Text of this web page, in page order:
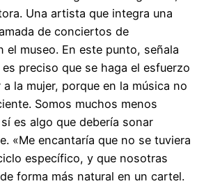
Una artista que integra una
de conciertos de
el museo. En este punto, señala
preciso que se haga el esfuerzo
la mujer, porque en la música no
Somos muchos menos
es algo que debería sonar
«Me encantaría que no se tuviera
específico, y que nosotras
forma más natural en un cartel.